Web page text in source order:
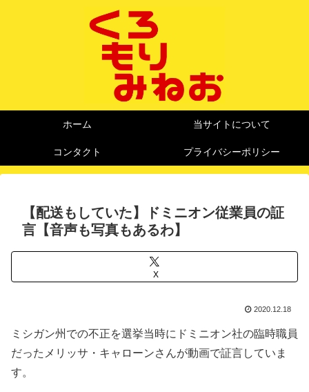
ホーム 当サイトについて
コンタクト プライバシーポリシー
【配送もしていた】ドミニオン従業員の証
言【音声も写真もあるわ】
X
2020.12.18
ミシガン州での不正を選挙当時にドミニオン社の臨時職員
だったメリッサ・キャローンさんが動画で証言していま
す。